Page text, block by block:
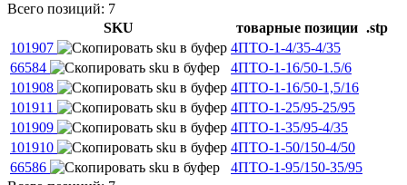
Всего позиций: 7
SKU
товарные позиции .stp
101907
4ПТО-1-4/35-4/35
66584
4ПТО-1-16/50-1.5/6
101908
4ПТО-1-16/50-1,5/16
101911
4ПТО-1-25/95-25/95
101909
4ПТО-1-35/95-4/35
101910
4ПТО-1-50/150-4/50
66586
4ПТО-1-95/150-35/95